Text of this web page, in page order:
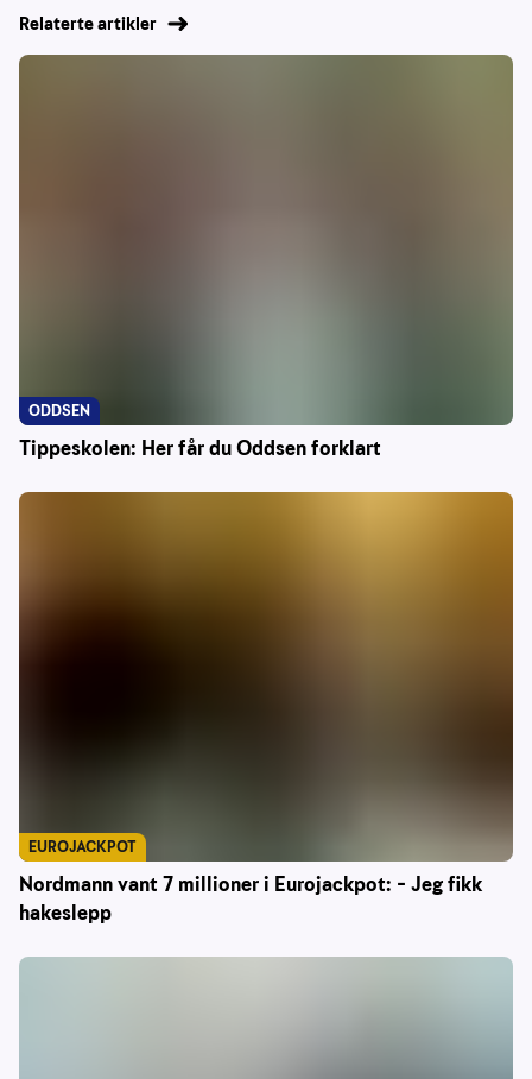
Relaterte artikler
Tippeskolen: Her får du Oddsen forklart
ODDSEN
Nordmann vant 7 millioner i Eurojackpot: – Jeg fikk
hakeslepp
EUROJACKPOT